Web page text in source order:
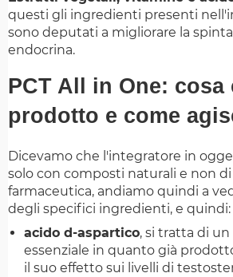
questi gli ingredienti presenti
sono deputati a migliorare la
endocrina.
PCT All in One: cosa
prodotto e come
Dicevamo che l'integratore in
solo con composti naturali e non
farmaceutica, andiamo quindi a
degli specifici ingredienti, e quindi:
acido d-aspartico, si tratta di
essenziale in quanto già
il suo effetto sui livelli di